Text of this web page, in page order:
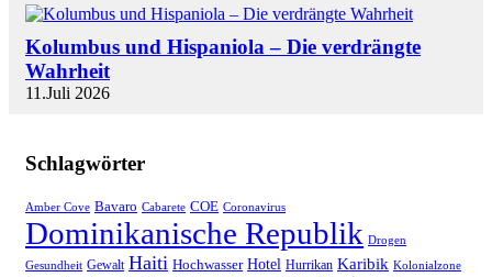
Kolumbus und Hispaniola – Die verdrängte
Wahrheit
11.Juli 2026
Schlagwörter
Amber Cove Bavaro Cabarete COE Coronavirus
Dominikanische Republik Drogen
Gesundheit Gewalt Haiti Hochwasser Hotel Hurrikan Karibik Kolonialzone